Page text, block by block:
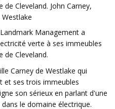
Cleveland. John Carney,
Management a
verte à ses immeubles
de Cleveland.
Carney de Westlake qui
et ses trois immeubles
son sérieux en parlant d'une
le domaine électrique.